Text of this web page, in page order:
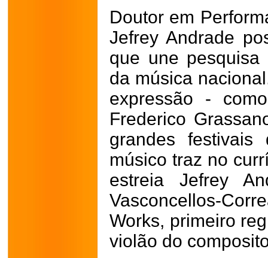
Doutor em
Jefrey Andrade
que une pesquisa
da música
expressão -
Frederico
grandes
músico traz no
estreia Jefrey
Vasconcellos-
Works, primeiro
violão do